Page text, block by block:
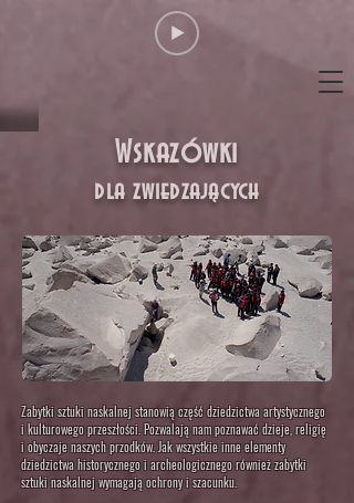
Wskazówki
Zabytki sztuki naskalnej stanowią część dziedzictwa artystycznego
i kulturowego przeszłości. Pozwalają nam poznawać dzieje, religię
i obyczaje naszych przodków. Jak wszystkie inne elementy
dziedzictwa historycznego i archeologicznego również zabytki
sztuki naskalnej wymagają ochrony i szacunku.
dla zwiedzających